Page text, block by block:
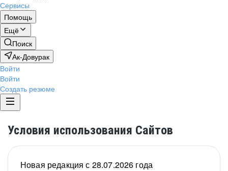
Сервисы
Помощь
Ещё
Поиск
Ак-Довурак
Войти
Войти
Создать резюме
Условия использования Сайтов
Новая редакция с 28.07.2026 года